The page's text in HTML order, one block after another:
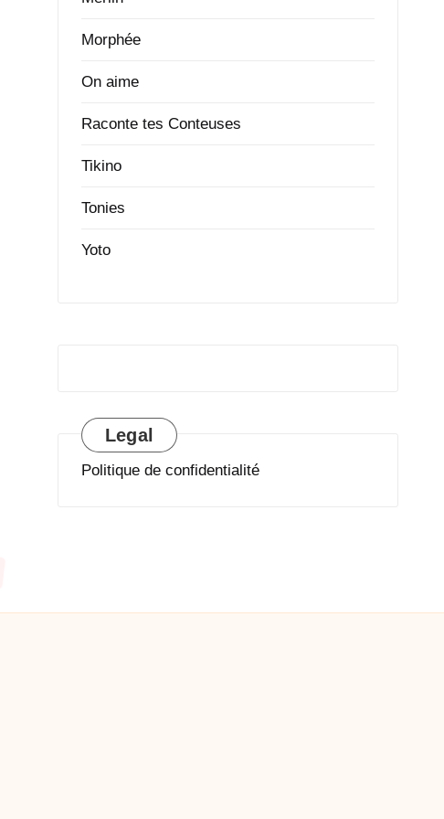
Morphée
On aime
Raconte tes Conteuses
Tikino
Tonies
Yoto
Legal
Politique de confidentialité